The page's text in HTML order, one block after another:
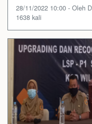
28/11/2022 10:00 - Oleh
1638 kali